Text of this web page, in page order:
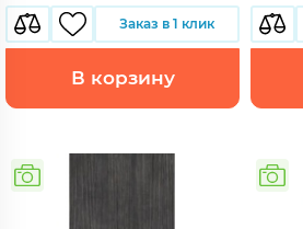
Заказ в 1 клик
В корзину